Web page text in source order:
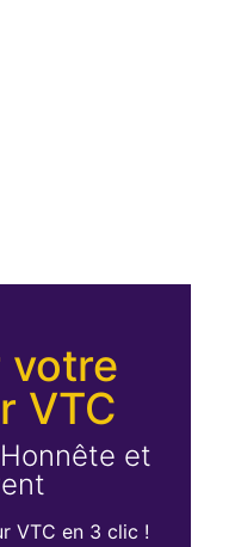
votre
VTC
et
VTC en 3 clic !